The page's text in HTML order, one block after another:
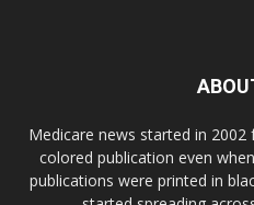
Medicare news started in
colored publication even
publications were printed in